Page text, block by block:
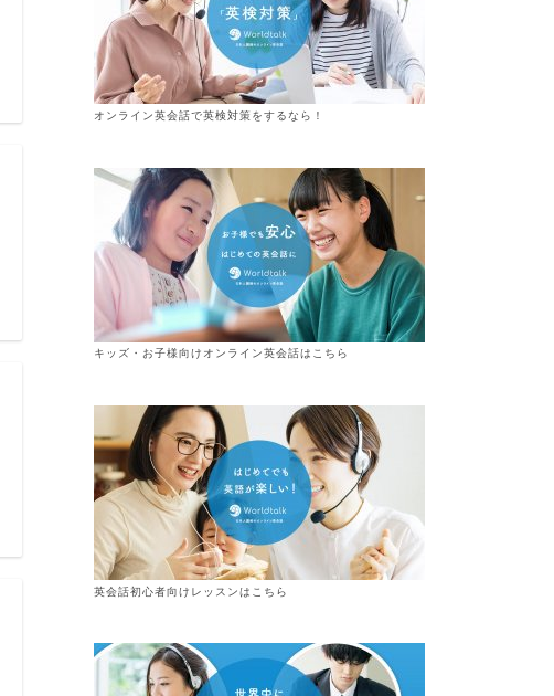
オンライン英会話で英検対策をするなら！
キッズ・お子様向けオンライン英会話はこちら
英会話初心者向けレッスンはこちら